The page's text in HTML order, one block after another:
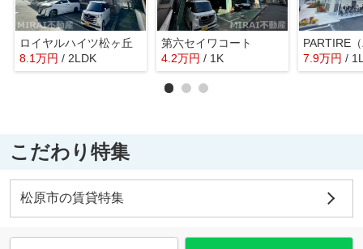
ロイヤルハイツ松ヶ丘
8.1万円 / 2LDK
第六セイワコート
4.2万円 / 1K 7.9万円 /
こだわり特集
松原市の賃貸特集